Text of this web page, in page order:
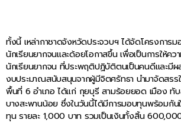
ทั้งนี้ เหล่ากาชาดจังหวัดประจวบฯ ได้จัดโครงการ
นักเรียนยากจนและด้อยโอกาสขึ้น เพื่อเป็นการให้คว
นักเรียนยากจน ที่ประพฤติปฏิบัติตนเป็นคนดีและมีผ
งบประมาณสนับสนุนจากผู้มีจิตศรัทธา นำมาจัดสรร
พื้นที่ 6 อำเภอ ได้แก่ กุยบุรี สามร้อยยอด เมือง ทับ
บางสะพานน้อย ซึ่งในวันนี้ได้มีการมอบทุนพร้อมกัน
ทุน รายละ 1,000 บาท รวมเป็นเงินทั้งสิ้น